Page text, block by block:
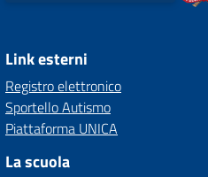
Link esterni
Registro elettronico
Sportello Autismo
Piattaforma UNICA
La scuola